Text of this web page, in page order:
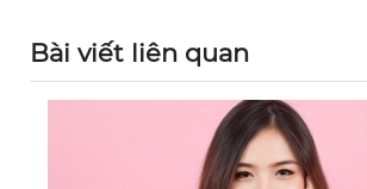
Bài viết liên quan